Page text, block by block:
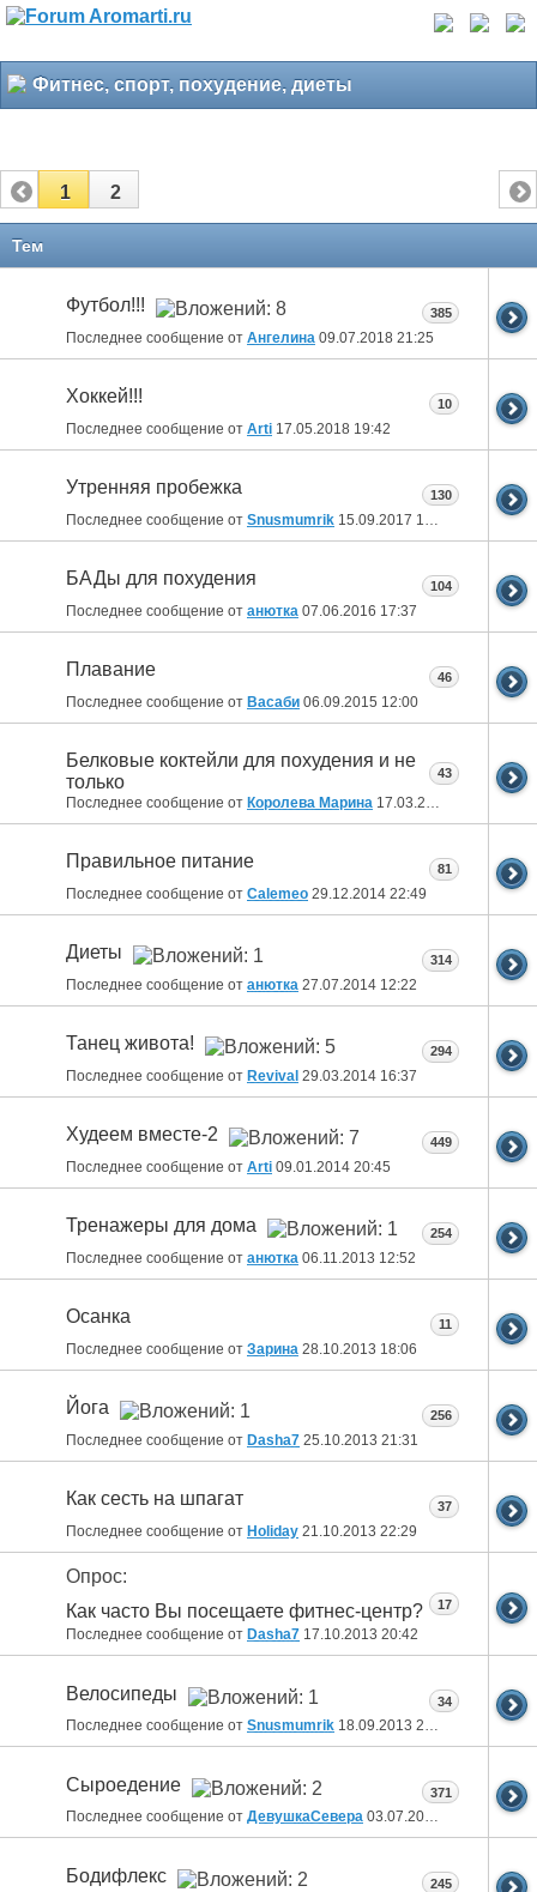
Фитнес, спорт, похудение, диеты
1 2
Тем
Футбол!!!
Последнее сообщение от Ангелина 09.07.2018 21:25
385
Хоккей!!!
Последнее сообщение от Arti 17.05.2018 19:42
10
Утренняя пробежка
Последнее сообщение от Snusmumrik 15.09.2017 10:17
130
БАДы для похудения
Последнее сообщение от анютка 07.06.2016 17:37
104
Плавание
Последнее сообщение от Васаби 06.09.2015 12:00
46
Белковые коктейли для похудения и не
только
Последнее сообщение от Королева Марина 17.03.2015
43
Правильное питание
Последнее сообщение от Calemeo 29.12.2014 22:49
81
Диеты
Последнее сообщение от анютка 27.07.2014 12:22
314
Танец живота!
Последнее сообщение от Revival 29.03.2014 16:37
294
Худеем вместе-2
Последнее сообщение от Arti 09.01.2014 20:45
449
Тренажеры для дома
Последнее сообщение от анютка 06.11.2013 12:52
254
Осанка
Последнее сообщение от Зарина 28.10.2013 18:06
11
Йога
Последнее сообщение от Dasha7 25.10.2013 21:31
256
Как сесть на шпагат
Последнее сообщение от Holiday 21.10.2013 22:29
37
Опрос:
Как часто Вы посещаете фитнес-центр?
Последнее сообщение от Dasha7 17.10.2013 20:42
17
Велосипеды
Последнее сообщение от Snusmumrik 18.09.2013 20:54
34
Сыроедение
Последнее сообщение от ДевушкаСевера 03.07.2013
371
Бодифлекс 245